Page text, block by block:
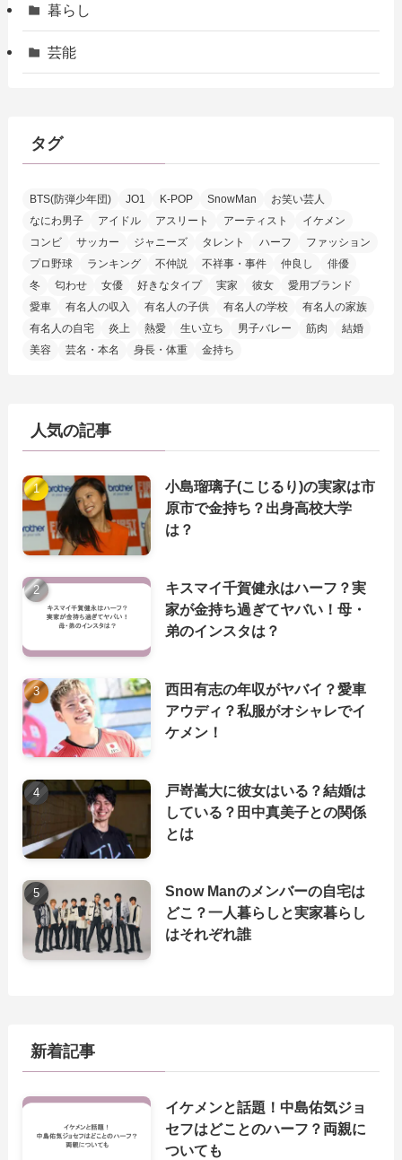
暮らし
芸能
タグ
BTS(防弾少年団) JO1 K-POP SnowMan
お笑い芸人
なにわ男子
アイドル アスリート アーティスト
イケメン
コンビ
サッカー ジャニーズ タレント ハーフ
ファッション
プロ野球
ランキング 不仲説 不祥事・事件 仲良し
俳優
冬
匂わせ 女優 好きなタイプ 実家 彼女
愛用ブランド
愛車
有名人の収入 有名人の子供 有名人の学校
有名人の家族
有名人の自宅
炎上 熱愛 生い立ち 男子バレー 筋肉
結婚
美容
芸名・本名 身長・体重 金持ち
人気の記事
小島瑠璃子(こじるり)の実家は市
原市で金持ち？出身高校大学
は？
キスマイ千賀健永はハーフ？実
家が金持ち過ぎてヤバい！母・
弟のインスタは？
西田有志の年収がヤバイ？愛車
アウディ？私服がオシャレでイ
ケメン！
戸嵜嵩大に彼女はいる？結婚は
している？田中真美子との関係
とは
Snow Manのメンバーの自宅は
どこ？一人暮らしと実家暮らし
はそれぞれ誰
新着記事
イケメンと話題！中島佑気ジョ
セフはどことのハーフ？両親に
ついても